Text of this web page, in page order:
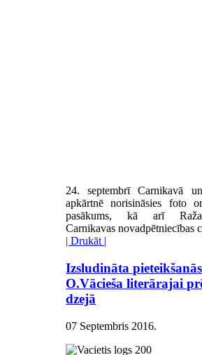
24. septembrī Carnikavā
apkārtnē norisināsies foto
pasākums, kā arī
Carnikavas novadpētniecības
| Drukāt |
Izsludināta pieteikšanās
O.Vācieša literārajai
dzejā
07 Septembris 2016.